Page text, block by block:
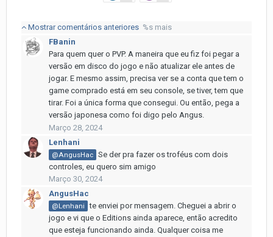
Mostrar comentários anteriores %s mais
FBanin
Para quem quer o PVP. A maneira que eu fiz foi pegar a
versão em disco do jogo e não atualizar ele antes de
jogar. E mesmo assim, precisa ver se a conta que tem o
game comprado está em seu console, se tiver, tem que
tirar. Foi a única forma que consegui. Ou então, pega a
versão japonesa como foi digo pelo Angus.
Março 28, 2024
Lenhani
@AngusHac Se der pra fazer os troféus com dois
controles, eu quero sim amigo
Março 30, 2024
AngusHac
@Lenhani te enviei por mensagem. Cheguei a abrir o
jogo e vi que o Editions ainda aparece, então acredito
que esteja funcionando ainda. Qualquer coisa me